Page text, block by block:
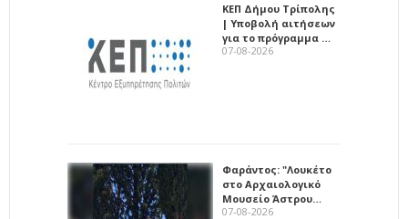
ΚΕΠ Δήμου Τρίπολης
| Υποβολή αιτήσεων
για το πρόγραμμα …
07-08-2026
Φαράντος: "Λουκέτο
στο Αρχαιολογικό
Μουσείο Άστρου…
07-08-2026